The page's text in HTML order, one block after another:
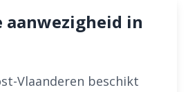
aanwezigheid in
Vlaanderen beschikt